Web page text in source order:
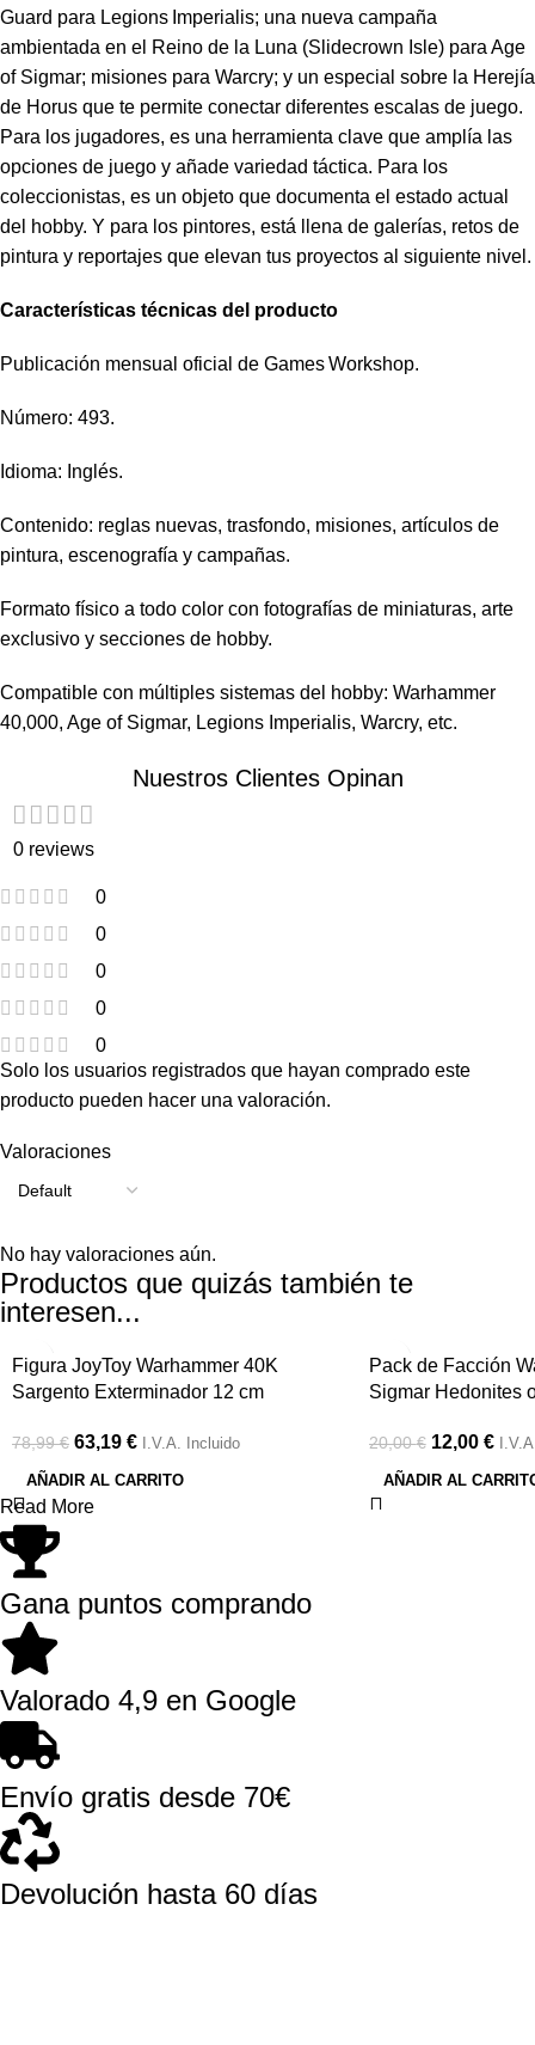
Guard para Legions Imperialis; una nueva campaña
ambientada en el Reino de la Luna (Slidecrown Isle) para Age
of Sigmar; misiones para Warcry; y un especial sobre la Herejía
de Horus que te permite conectar diferentes escalas de juego.
Para los jugadores, es una herramienta clave que amplía las
opciones de juego y añade variedad táctica. Para los
coleccionistas, es un objeto que documenta el estado actual
del hobby. Y para los pintores, está llena de galerías, retos de
pintura y reportajes que elevan tus proyectos al siguiente nivel.
Características técnicas del producto
Publicación mensual oficial de Games Workshop.
Número: 493.
Idioma: Inglés.
Contenido: reglas nuevas, trasfondo, misiones, artículos de
pintura, escenografía y campañas.
Formato físico a todo color con fotografías de miniaturas, arte
exclusivo y secciones de hobby.
Compatible con múltiples sistemas del hobby: Warhammer
40,000, Age of Sigmar, Legions Imperialis, Warcry, etc.
Nuestros Clientes Opinan
0 reviews
0
0
0
0
0
Valoraciones
No hay valoraciones aún.
Solo los usuarios registrados que hayan comprado este
producto pueden hacer una valoración.
Productos que quizás también te
interesen...
Figura JoyToy Warhammer 40K
Sargento Exterminador 12 cm
78,99€ 63,19 € I.V.A. Incluido
AÑADIR AL CARRITO
Pack de Facción
Sigmar Hedonites
20,00€ 12,00 €
AÑADIR AL
Read More
Gana puntos comprando
Valorado 4,9 en Google
Envío gratis desde 70€
Devolución hasta 60 días